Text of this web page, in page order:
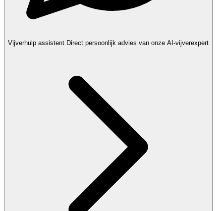
Vijverhulp assistent Direct persoonlijk advies van onze AI-vijverexpert